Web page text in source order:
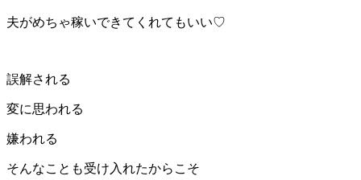
夫がめちゃ稼いできてくれてもいい♡
誤解される
変に思われる
嫌われる
そんなことも受け入れたからこそ